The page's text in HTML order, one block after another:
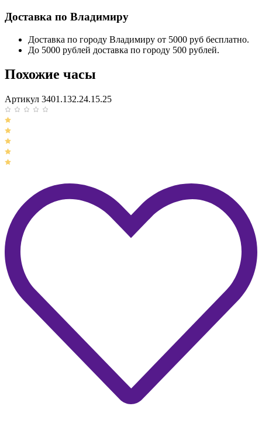
Доставка по Владимиру
Доставка по городу Владимиру от 5000 руб бесплатно.
До 5000 рублей доставка по городу 500 рублей.
Похожие часы
Артикул 3401.132.24.15.25